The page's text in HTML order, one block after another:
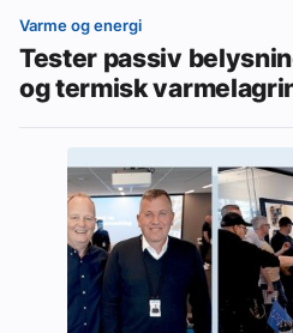
Varme og energi
Tester passiv
og termisk